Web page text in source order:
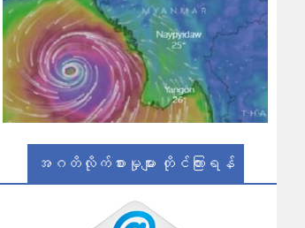
အဂတိလိုက်စားမှုများ တိုင်ကြားရန်